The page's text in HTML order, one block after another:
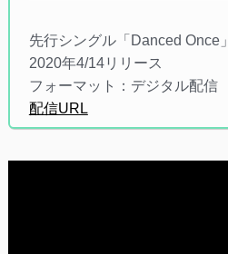
先行シングル「Danced Once」
2020年4/14リリース
フォーマット：デジタル配信
配信URL